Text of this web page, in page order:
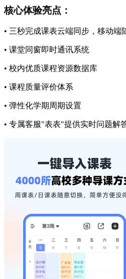
核心体验亮点：
• 三秒完成课表云端同步，移动端
• 课堂同窗即时通讯系统
• 校内优质课程资源数据库
• 课程质量评价体系
• 弹性化学期周期设置
• 专属客服"表表"提供实时问题解